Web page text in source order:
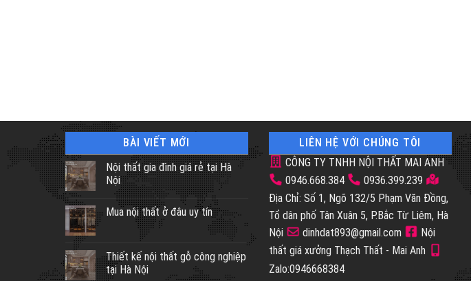
BÀI VIẾT MỚI
Nội thất gia đình giá rẻ tại Hà
Nội
Mua nội thất ở đâu uy tín
Thiết kế nội thất gỗ công nghiệp
tại Hà Nội
LIÊN HỆ VỚI CHÚNG TÔI
CÔNG TY TNHH NỘI THẤT MAI ANH
0946.668.384
0936.399.239
Địa Chỉ: Số 1, Ngõ 132/5 Phạm Văn Đồng,
Tổ dân phố Tân Xuân 5, P.Bắc Từ Liêm, Hà
Nội
dinhdat893@gmail.com
Nội
thất giá xưởng Thạch Thất - Mai Anh
Zalo:0946668384